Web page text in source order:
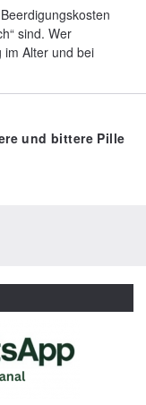
sind. Wer
im Alter und bei
und bittere Pille